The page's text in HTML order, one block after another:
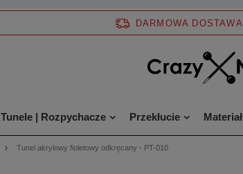
DARMOWA DOSTAWA
Tunele | Rozpychacze Przekłucie Materiał
Tunel akrylowy fioletowy odkręcany - PT-010